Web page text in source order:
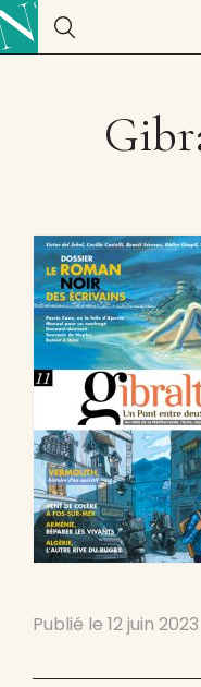
Publié le 12 juin 2023